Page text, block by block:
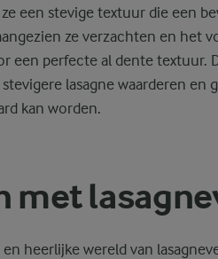
een stevige textuur die een
ze verzachten en het
een perfecte al dente textuur.
lasagne waarderen
kan worden.
met
heerlijke wereld van